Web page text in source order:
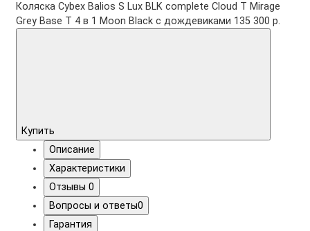
Коляска Cybex Balios S Lux BLK complete Cloud T Mirage
Grey Base T 4 в 1 Moon Black с дождевиками 135 300 р.
Купить
Описание
Характеристики
Отзывы 0
Вопросы и ответы0
Гарантия